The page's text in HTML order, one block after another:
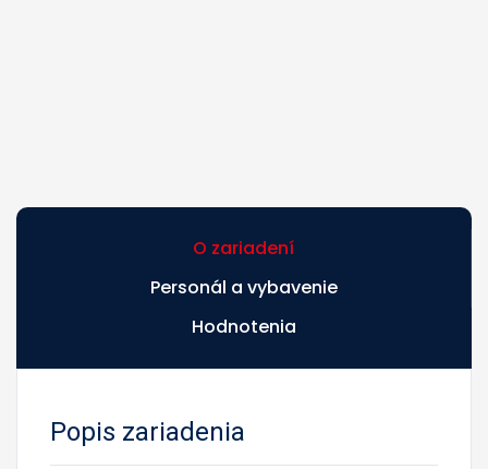
O zariadení
Personál a vybavenie
Hodnotenia
Popis zariadenia